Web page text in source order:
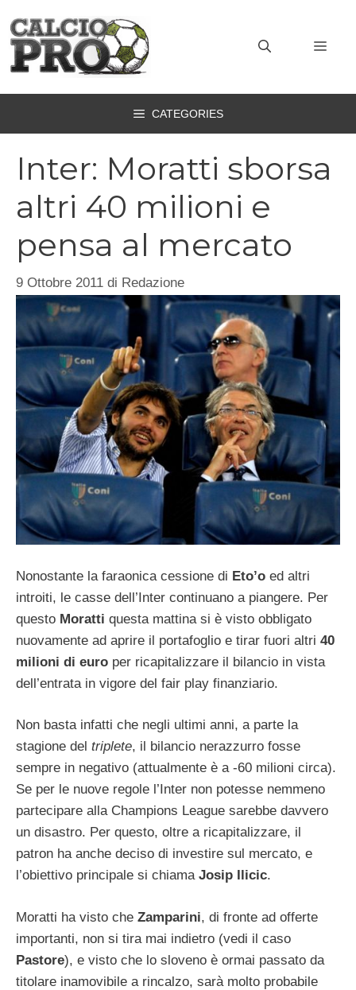
contenuto
CATEGORIES
Inter: Moratti sborsa
altri 40 milioni e
pensa al mercato
9 Ottobre 2011 di Redazione
Nonostante la faraonica cessione di Eto’o ed altri
introiti, le casse dell’Inter continuano a piangere. Per
questo Moratti questa mattina si è visto obbligato
nuovamente ad aprire il portafoglio e tirar fuori altri 40
milioni di euro per ricapitalizzare il bilancio in vista
dell’entrata in vigore del fair play finanziario.
Non basta infatti che negli ultimi anni, a parte la
stagione del triplete, il bilancio nerazzurro fosse
sempre in negativo (attualmente è a -60 milioni circa).
Se per le nuove regole l’Inter non potesse nemmeno
partecipare alla Champions League sarebbe davvero
un disastro. Per questo, oltre a ricapitalizzare, il
patron ha anche deciso di investire sul mercato, e
l’obiettivo principale si chiamaJosip Ilicic.
Moratti ha visto che Zamparini, di fronte ad offerte
importanti, non si tira mai indietro (vedi il caso
Pastore), e visto che lo sloveno è ormai passato da
titolare inamovibile a rincalzo, sarà molto probabile